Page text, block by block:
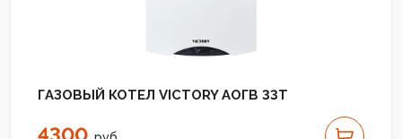
ГАЗОВЫЙ КОТЕЛ VICTORY АОГВ 33T
4300